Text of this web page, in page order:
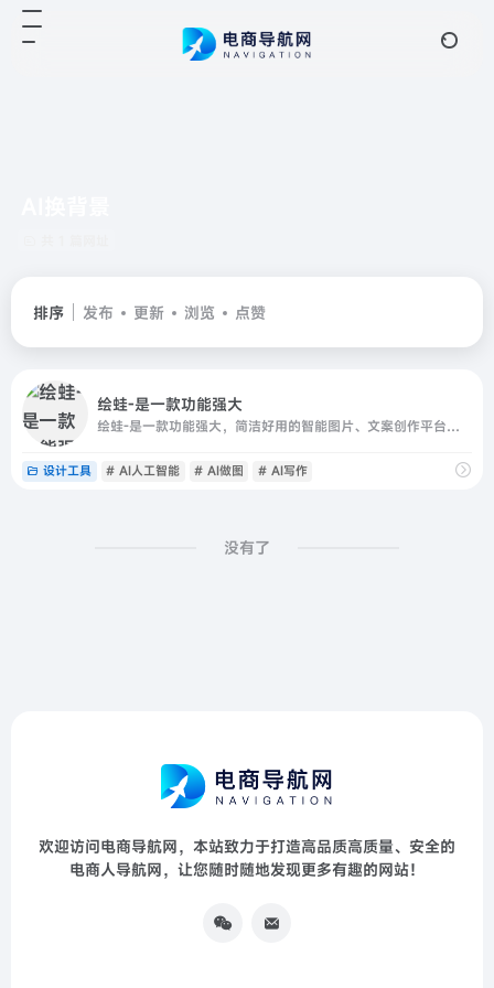
排序 发布 更新 浏览 点赞
绘蛙-是一款功能强大
绘蛙-是一款功能强大，简洁好用的智能图片、文案创作平台，并且拥有海量虚拟模特可选择。在绘蛙，你可训练自己的商品模型和模特模型，可通过AI生成商拍图和种草文案，可以创作小红书图片,电商商品主图,跨境电商主图,小红书种草文案,穿搭文案，视频口播文案，可在线一键美图,输入口令修改图片内容,一键换装,一键去
设计工具 # AI人工智能 # AI做图 # AI写作
没有了
欢迎访问电商导航网，本站致力于打造高品质高质量、安全的
电商人导航网，让您随时随地发现更多有趣的网站！